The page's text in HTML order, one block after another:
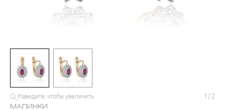
Наведите, чтобы увеличить 1 / 2
МАЛИНКИ